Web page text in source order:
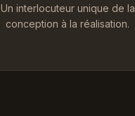
Un interlocuteur unique de la
conception à la réalisation.